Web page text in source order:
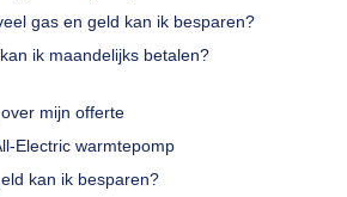
gas en geld kan ik besparen?
ik maandelijks betalen?
mijn offerte
Electric warmtepomp
kan ik besparen?